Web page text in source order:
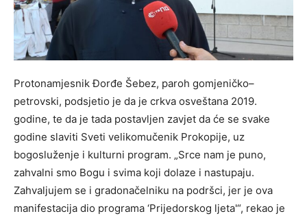
Protonamjesnik Đorđe Šebez, paroh gomjeničko–
petrovski, podsjetio je da je crkva osveštana 2019.
godine, te da je tada postavljen zavjet da će se svake
godine slaviti Sveti velikomučenik Prokopije, uz
bogosluženje i kulturni program. „Srce nam je puno,
zahvalni smo Bogu i svima koji dolaze i nastupaju.
Zahvaljujem se i gradonačelniku na podršci, jer je ova
manifestacija dio programa ‘Prijedorskog ljeta'“, rekao je